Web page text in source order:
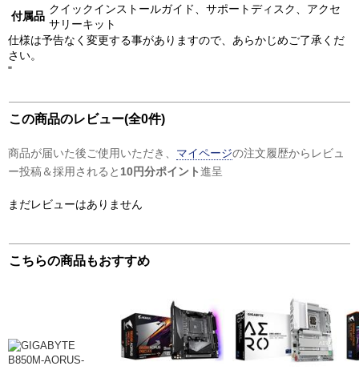
付属品
クイックインストールガイド、サポートディスク、アクセ
サリーキット
仕様は予告なく変更する事がありますので、あらかじめご了承くだ
さい。
"
この商品のレビュー(全0件)
商品が届いた後ご使用いただき、 マイページの注文履歴からレビュ
ー投稿＆採用されると 10円分ポイント進呈
まだレビューはありません
こちらの商品もおすすめ